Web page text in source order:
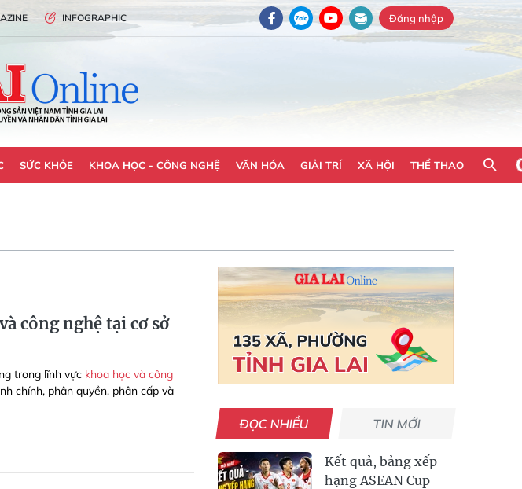
INFOGRAPHIC Đăng nhập
SỨC KHỎE KHOA HỌC - CÔNG NGHỆ VĂN HÓA GIẢI TRÍ XÃ HỘI THỂ THAO
công nghệ tại cơ sở
trong lĩnh vực khoa học và công
chính, phân quyền, phân cấp và
ĐỌC NHIỀU TIN MỚI
Kết quả, bảng xếp
hạng ASEAN Cup